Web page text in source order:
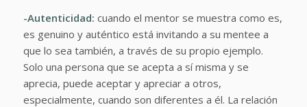
-Autenticidad: cuando el mentor se muestra como es,
es genuino y auténtico está invitando a su mentee a
que lo sea también, a través de su propio ejemplo.
Solo una persona que se acepta a sí misma y se
aprecia, puede aceptar y apreciar a otros,
especialmente, cuando son diferentes a él. La relación